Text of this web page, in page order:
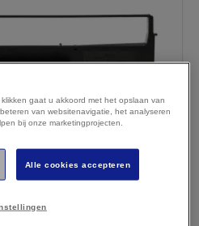
Cartridge for LQ-
production
gaat u akkoord met het opslaan van
van websitenavigatie, het analyseren
bij onze marketingprojecten.
Alle cookies accepteren